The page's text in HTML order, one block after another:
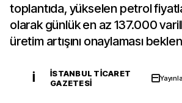
toplantıda, yükselen petrol
olarak günlük en az 137.000
üretim artışını onaylaması
İ
İSTANBUL TICARET
GAZETESI